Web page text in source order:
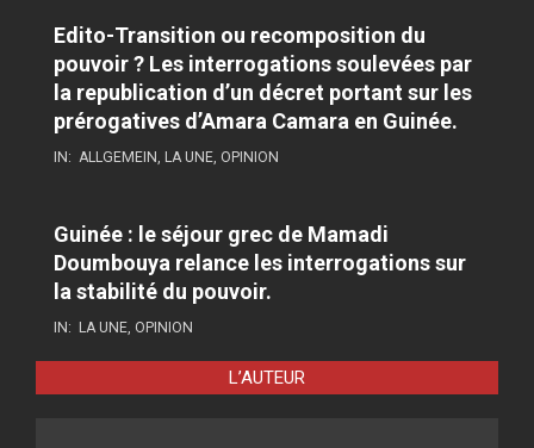
Edito-Transition ou recomposition du
pouvoir ? Les interrogations soulevées par
la republication d’un décret portant sur les
prérogatives d’Amara Camara en Guinée.
IN: ALLGEMEIN, LA UNE, OPINION
Guinée : le séjour grec de Mamadi
Doumbouya relance les interrogations sur
la stabilité du pouvoir.
IN: LA UNE, OPINION
L’AUTEUR